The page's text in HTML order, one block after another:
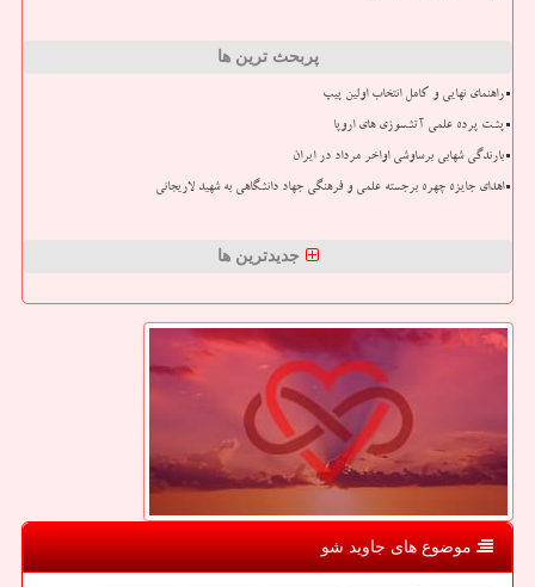
پربحث ترین ها
راهنمای نهایی و کامل انتخاب اولین پیپ
پشت پرده علمی آتشسوزی های اروپا
بارندگی شهابی برساوشی اواخر مرداد در ایران
اهدای جایزه چهره برجسته علمی و فرهنگی جهاد دانشگاهی به شهید لاریجانی
جدیدترین ها
موضوع های جاوید شو